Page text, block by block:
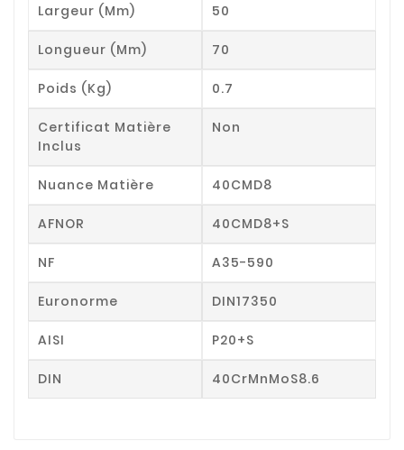
Largeur (mm) 50
Longueur (mm) 70
Poids (kg) 0.7
Certificat Matière
Inclus
Non
Nuance Matière 40CMD8
AFNOR 40CMD8+S
NF A35-590
Euronorme DIN17350
AISI P20+S
DIN 40CrMnMoS8.6